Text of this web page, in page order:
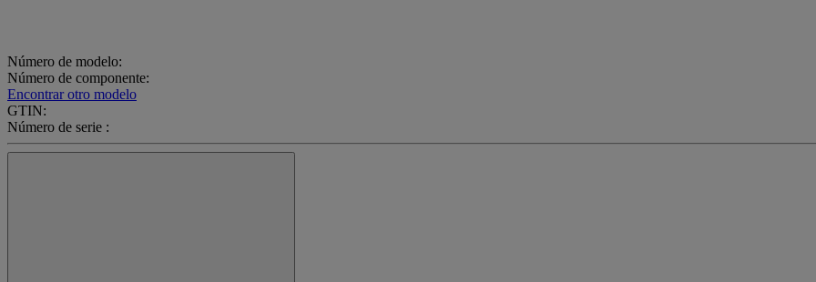
Número de modelo:
Número de componente:
Encontrar otro modelo
GTIN:
Número de serie :